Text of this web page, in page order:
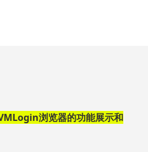
浏览器的功能展示和